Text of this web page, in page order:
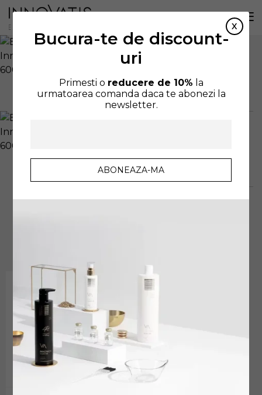
Bucura-te de discount-
uri
Primesti o reducere de 10% la
urmatoarea comanda daca te abonezi la
newsletter.